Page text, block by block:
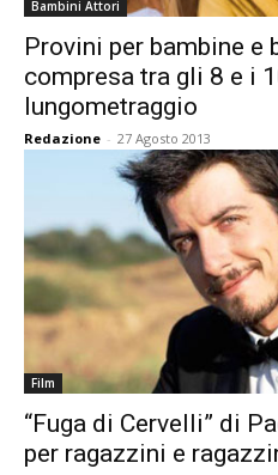
Bambini Attori
Provini per bambine e
compresa tra gli 8 e i
lungometraggio
Redazione - 27 Agosto 2013
Film
“Fuga di Cervelli” di
per ragazzini e